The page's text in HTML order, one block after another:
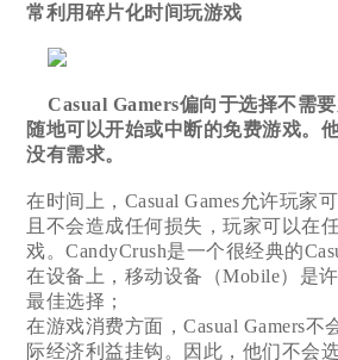
常利用碎片化时间玩游戏
Casual Gamers偏向于选择不需
随地可以开始或中断的免费游戏。
没有需求。
在时间上，Casual Games允许玩家
且不会造成任何损失，玩家可以在
戏。CandyCrush是一个很经典的
在设备上，移动设备（Mobile）是许
最佳选择；
在游戏消费方面，Casual Gamers不
际经济利益挂钩。因此，他们不会